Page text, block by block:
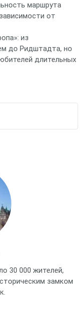
маршрута
от
из
до Ридштадта, но
длительных
30 000 жителей,
замком